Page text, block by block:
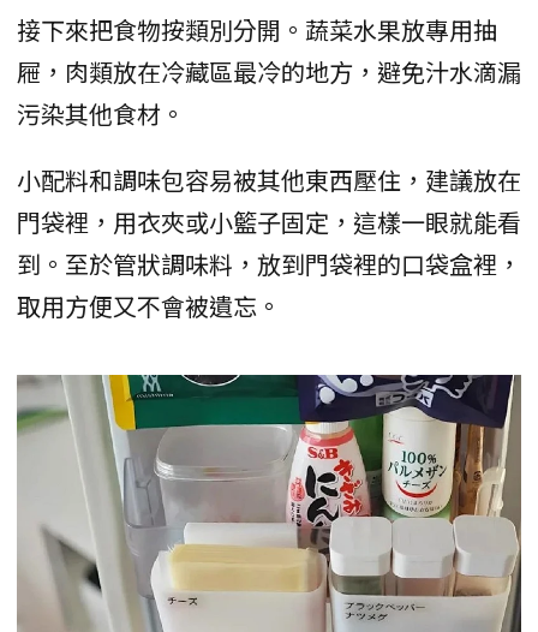
接下來把食物按類別分開。蔬菜水果放專用抽
屜，肉類放在冷藏區最冷的地方，避免汁水滴漏
污染其他食材。
小配料和調味包容易被其他東西壓住，建議放在
門袋裡，用衣夾或小籃子固定，這樣一眼就能看
到。至於管狀調味料，放到門袋裡的口袋盒裡，
取用方便又不會被遺忘。